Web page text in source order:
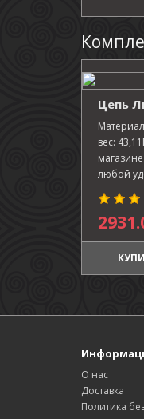
Цепь
вес:
любой
О нас
Доставка
Политика